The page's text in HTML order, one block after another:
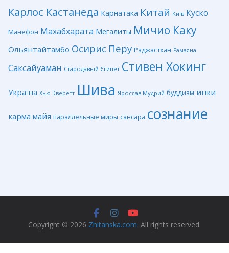
Карлос Кастанеда Карнатака Китай Київ Куско
Манефон Махабхарата Мегалиты Мичио Каку
Ольянтайтамбо Осирис Перу Раджастхан Рамаяна
Саксайуаман Стародавній Єгипет Стивен Хокинг
Україна Хью Эверетт Шива Ярослав Мудрий буддизм инки
карма майя параллельные миры сансара сознание
Copyright © 2026 Zhitanska.com. All rights reserved.